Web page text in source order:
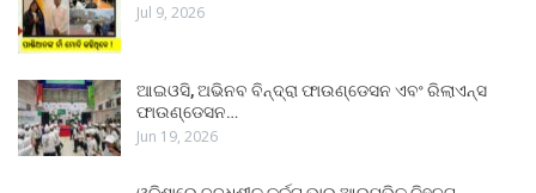
Jul 9, 2026
ଆଇଓସି, ଅଭିନବ ବିନ୍ଦ୍ରା ଫାଉଣ୍ଡେସନ ଏବଂ ରିଲାଏନ୍ସ
ଫାଉଣ୍ଡେସନ…
Jun 19, 2026